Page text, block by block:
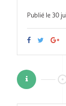
Publié le 30